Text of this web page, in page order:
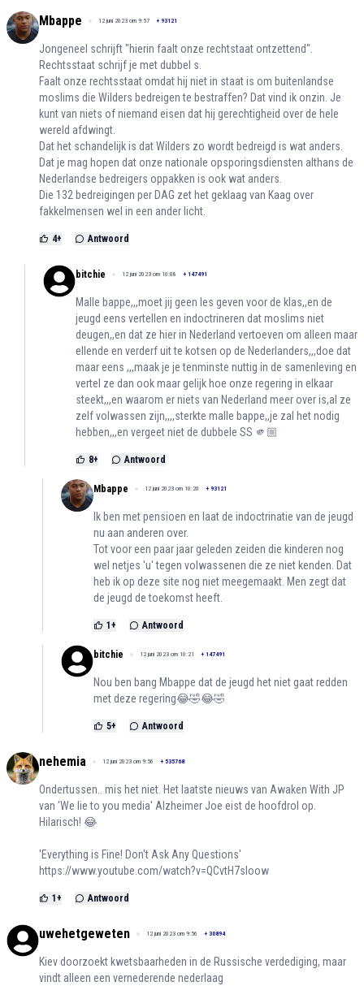
Mbappe 12 juni 2023 om 9:57 + 93121
Jongeneel schrijft "hierin faalt onze rechtstaat ontzettend".
Rechtsstaat schrijf je met dubbel s.
Faalt onze rechtsstaat omdat hij niet in staat is om buitenlandse
moslims die Wilders bedreigen te bestraffen? Dat vind ik onzin. Je
kunt van niets of niemand eisen dat hij gerechtigheid over de hele
wereld afdwingt.
Dat het schandelijk is dat Wilders zo wordt bedreigd is wat anders.
Dat je mag hopen dat onze nationale opsporingsdiensten althans de
Nederlandse bedreigers oppakken is ook wat anders.
Die 132 bedreigingen per DAG zet het geklaag van Kaag over
fakkelmensen wel in een ander licht.
4+ Antwoord
bitchie 12 juni 2023 om 10:08 + 147491
Malle bappe,,,moet jij geen les geven voor de klas,,en de
jeugd eens vertellen en indoctrineren dat moslims niet
deugen,,en dat ze hier in Nederland vertoeven om alleen maar
ellende en verderf uit te kotsen op de Nederlanders,,,doe dat
maar eens ,,,maak je je tenminste nuttig in de samenleving en
vertel ze dan ook maar gelijk hoe onze regering in elkaar
steekt,,,en waarom er niets van Nederland meer over is,al ze
zelf volwassen zijn,,,,sterkte malle bappe,,je zal het nodig
hebben,,,en vergeet niet de dubbele SS 🫵🏼
8+ Antwoord
Mbappe 12 juni 2023 om 10:20 + 93121
Ik ben met pensioen en laat de indoctrinatie van de jeugd
nu aan anderen over.
Tot voor een paar jaar geleden zeiden die kinderen nog
wel netjes 'u' tegen volwassenen die ze niet kenden. Dat
heb ik op deze site nog niet meegemaakt. Men zegt dat
de jeugd de toekomst heeft.
1 + Antwoord
bitchie 12 juni 2023 om 10:21 + 147491
Nou ben bang Mbappe dat de jeugd het niet gaat redden
met deze regering😂🤣😂🤣
5+ Antwoord
nehemia 12 juni 2023 om 9:56 + 535768
Ondertussen.. mis het niet. Het laatste nieuws van Awaken With JP
van 'We lie to you media' Alzheimer Joe eist de hoofdrol op.
Hilarisch! 😂
'Everything is Fine! Don't Ask Any Questions'
https://www.youtube.com/watch?v=QCvtH7sloow
1 + Antwoord
uwehetgeweten 12 juni 2023 om 9:56 + 30894
Kiev doorzoekt kwetsbaarheden in de Russische verdediging, maar
vindt alleen een vernederende nederlaag